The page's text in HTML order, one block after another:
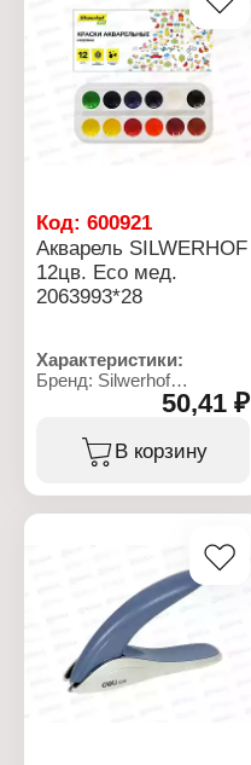
Код: 600921
Акварель SILWERHOF
12цв. Eco мед.
2063993*28
Характеристики:
Бренд: Silwerhof
Артикул: 2063993
Тип товара: Акварель
Вид: медовая
Комплектация: без кисти
Упаковка: картонная
50,41 ₽
В корзину